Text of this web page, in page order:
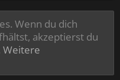
Wenn du dich
akzeptierst du
Weitere